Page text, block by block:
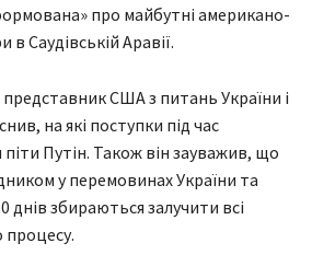
про майбутні американо-
в Саудівській Аравії.
США з питань України і
на які поступки під час
Путін. Також він зауважив, що
у перемовинах України та
днів збираються залучити всі